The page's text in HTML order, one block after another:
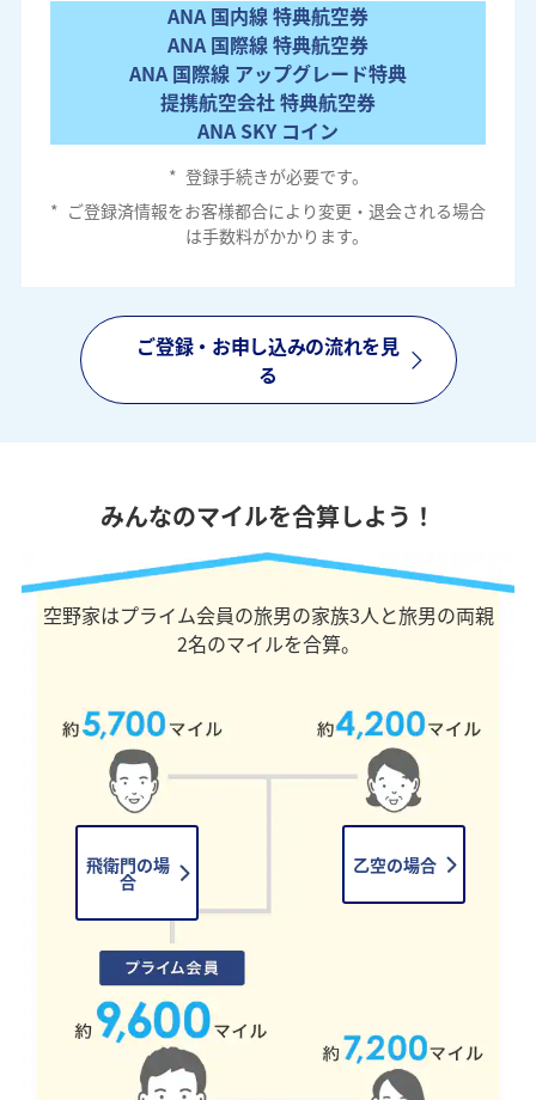
ANA 国内線 特典航空券
ANA 国際線 特典航空券
ANA 国際線 アップグレード特典
提携航空会社 特典航空券
ANA SKY コイン
* 登録手続きが必要です。
* ご登録済情報をお客様都合により変更・退会される場合
は手数料がかかります。
ご登録・お申し込みの流れを見
る
みんなのマイルを合算しよう！
空野家はプライム会員の旅男の家族3人と旅男の両親
2名のマイルを合算。
飛衛門の場
合
乙空の場合